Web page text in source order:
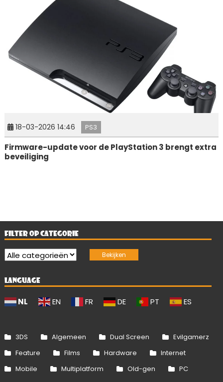
18-03-2026 14:46 PS3
Firmware-update voor de PlayStation 3 brengt extra
beveiliging
FILTER OP CATEGORIE
LANGUAGE
NL EN FR DE PT ES
3DS Algemeen Dual Screen
Evilgamerz
Feature
Films Hardware
Internet
Mobile
Multiplatform Old-gen
PC